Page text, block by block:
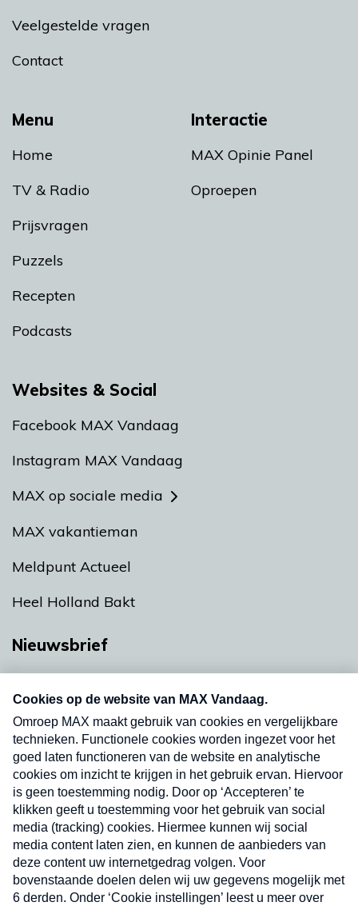
Menu
Home
TV & Radio
Prijsvragen
Puzzels
Recepten
Podcasts
Interactie
MAX Opinie Panel
Oproepen
Veelgestelde vragen
Contact
Websites & Social
Facebook MAX Vandaag
Instagram MAX Vandaag
MAX op sociale media
MAX vakantieman
Meldpunt Actueel
Heel Holland Bakt
Nieuwsbrief
nieuwsbrief. Elke vrijdag- en dinsdagochtend in
uw mailbox.
Verzend